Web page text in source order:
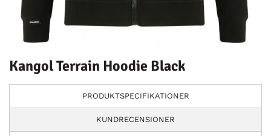
Kangol Terrain Hoodie Black
PRODUKTSPECIFIKATIONER
KUNDRECENSIONER